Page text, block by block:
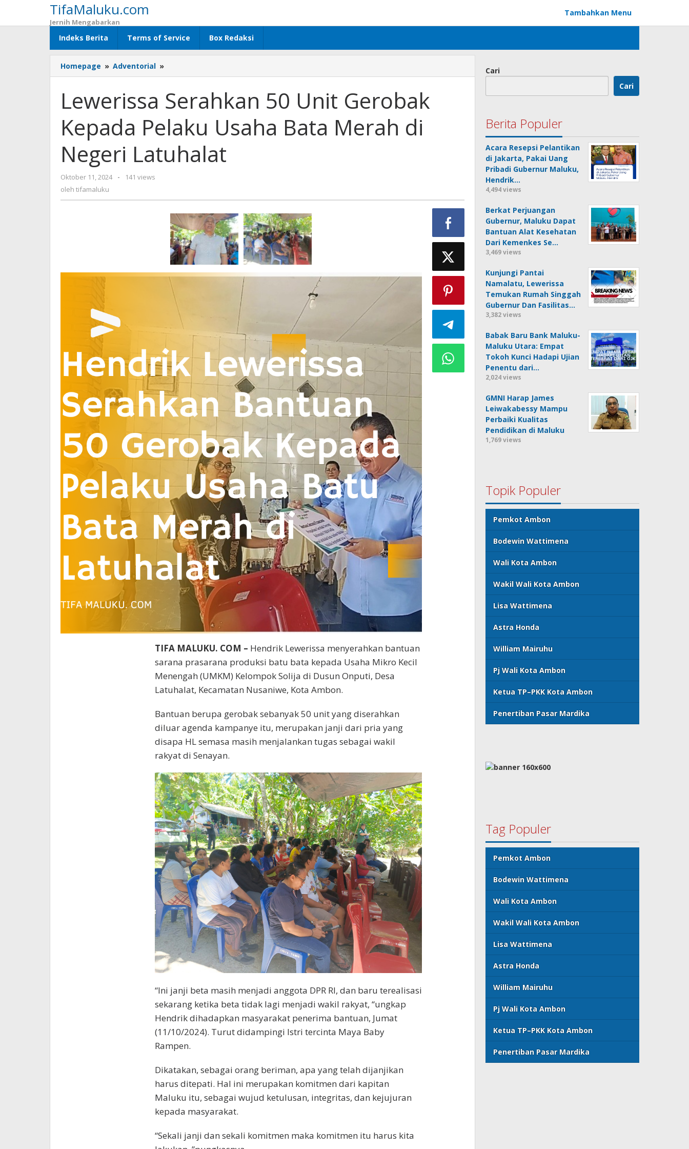
konten
TifaMaluku.com
Jernih Mengabarkan
Tambahkan Menu
Indeks Berita Terms of Service Box Redaksi
Homepage » Adventorial »
Serahkan
Unit
Gerobak
Kepada
Pelaku
Bata
Merah
Lewerissa Serahkan 50 Unit Gerobak
Kepada Pelaku Usaha Bata Merah di
Negeri Latuhalat
Oktober 11, 2024
oleh
-
141 views
oleh tifamaluku
TIFA MALUKU. COM – Hendrik Lewerissa menyerahkan bantuan
sarana prasarana produksi batu bata kepada Usaha Mikro Kecil
Menengah (UMKM) Kelompok Solija di Dusun Onputi, Desa
Latuhalat, Kecamatan Nusaniwe, Kota Ambon.
Bantuan berupa gerobak sebanyak 50 unit yang diserahkan
diluar agenda kampanye itu, merupakan janji dari pria yang
disapa HL semasa masih menjalankan tugas sebagai wakil
rakyat di Senayan.
“Ini janji beta masih menjadi anggota DPR RI, dan baru terealisasi
sekarang ketika beta tidak lagi menjadi wakil rakyat, “ungkap
Hendrik dihadapkan masyarakat penerima bantuan, Jumat
(11/10/2024). Turut didampingi Istri tercinta Maya Baby
Rampen.
Dikatakan, sebagai orang beriman, apa yang telah dijanjikan
harus ditepati. Hal ini merupakan komitmen dari kapitan
Maluku itu, sebagai wujud ketulusan, integritas, dan kejujuran
kepada masyarakat.
“Sekali janji dan sekali komitmen maka komitmen itu harus kita
Cari
Cari
Berita Populer
Acara Resepsi Pelantikan
di Jakarta, Pakai Uang
Pribadi Gubernur Maluku,
Hendrik…
4,494 views
Berkat Perjuangan
Gubernur, Maluku Dapat
Bantuan Alat Kesehatan
Dari Kemenkes Se…
3,469 views
Kunjungi Pantai
Namalatu, Lewerissa
Temukan Rumah Singgah
Gubernur Dan Fasilitas…
3,382 views
Babak Baru Bank Maluku-
Maluku Utara: Empat
Tokoh Kunci Hadapi Ujian
Penentu dari…
2,024 views
GMNI Harap James
Leiwakabessy Mampu
Perbaiki Kualitas
Pendidikan di Maluku
1,769 views
Topik Populer
Pemkot Ambon
Bodewin Wattimena
Wali Kota Ambon
Wakil Wali Kota Ambon
Lisa Wattimena
Astra Honda
William Mairuhu
Pj Wali Kota Ambon
Ketua TP–PKK Kota Ambon
Penertiban Pasar Mardika
Tag Populer
Pemkot Ambon
Bodewin Wattimena
Wali Kota Ambon
Wakil Wali Kota Ambon
Lisa Wattimena
Astra Honda
William Mairuhu
Pj Wali Kota Ambon
Ketua TP–PKK Kota Ambon
Penertiban Pasar Mardika